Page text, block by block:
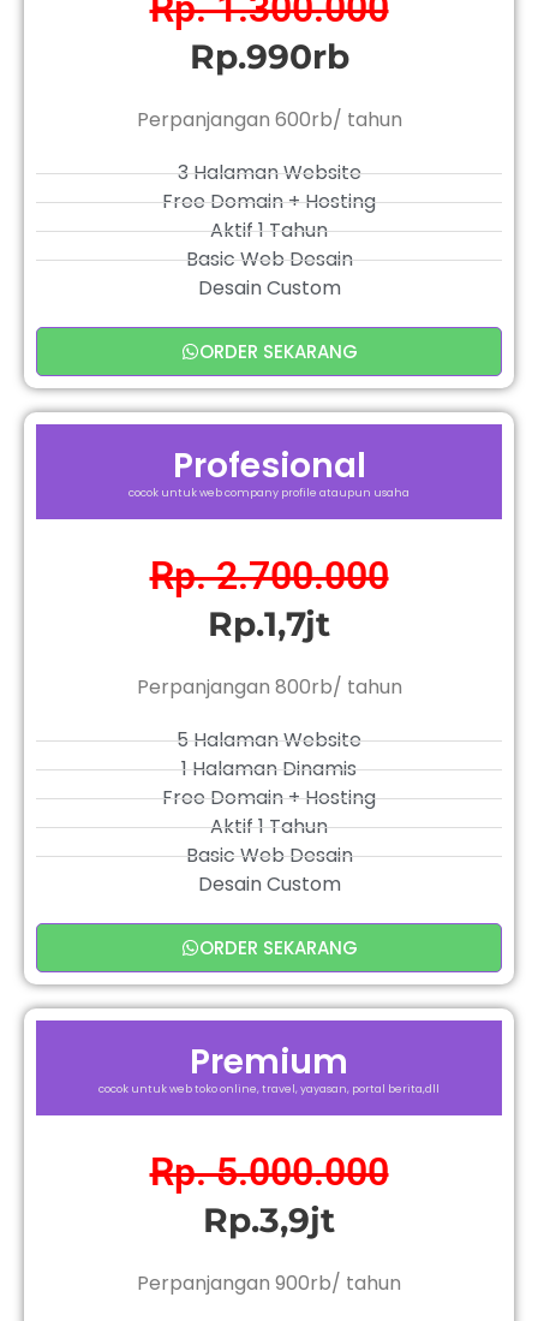
Rp.990rb
Perpanjangan 600rb/ tahun
3 Halaman Website
Free Domain + Hosting
Aktif 1 Tahun
Basic Web Desain
Desain Custom
ORDER SEKARANG
Profesional
cocok untuk web company profile ataupun usaha
Rp. 2.700.000
Rp.1,7jt
Perpanjangan 800rb/ tahun
5 Halaman Website
1 Halaman Dinamis
Free Domain + Hosting
Aktif 1 Tahun
Basic Web Desain
Desain Custom
ORDER SEKARANG
Premium
cocok untuk web toko online, travel, yayasan, portal berita,dll
Rp. 5.000.000
Rp.3,9jt
Perpanjangan 900rb/ tahun